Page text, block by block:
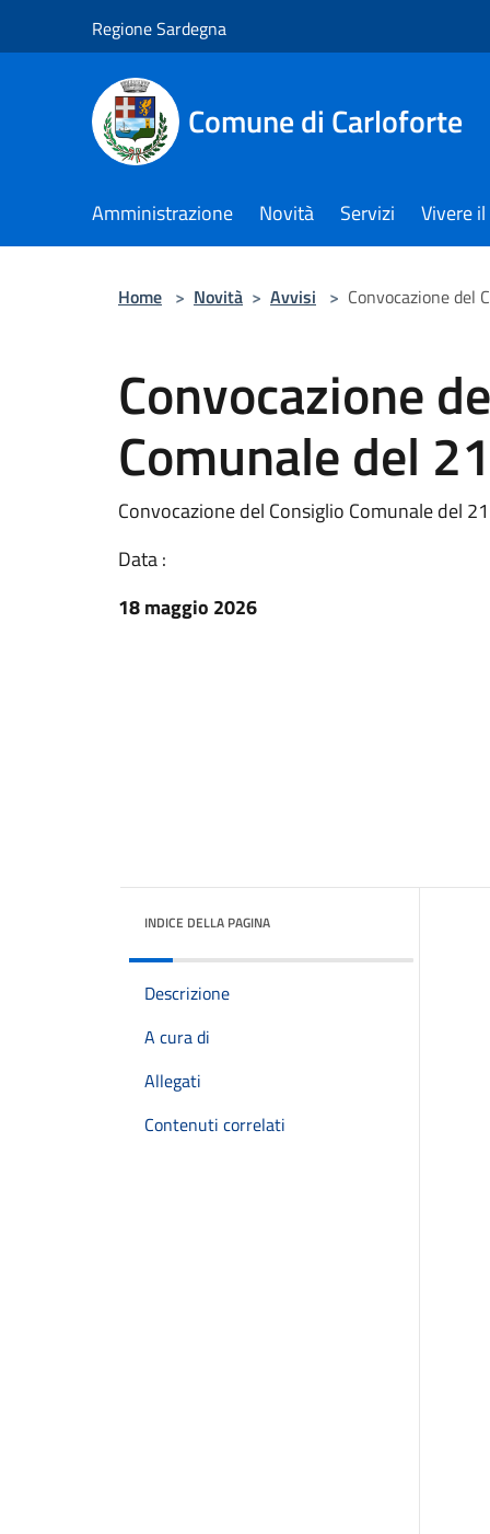
Regione Sardegna
Comune di Carloforte
Amministrazione Novità Servizi Vivere
Home > Novità > Avvisi > Convocazione del
Convocazione
Comunale del
Convocazione del Consiglio Comunale del
Data :
18 maggio 2026
INDICE DELLA PAGINA
Descrizione
A cura di
Allegati
Contenuti correlati